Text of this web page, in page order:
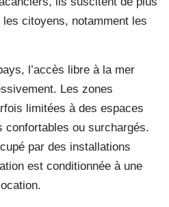
citoyens, notamment les
l’accès libre à la mer
Les zones
limitées à des espaces
confortables ou surchargés.
par des installations
est conditionnée à une